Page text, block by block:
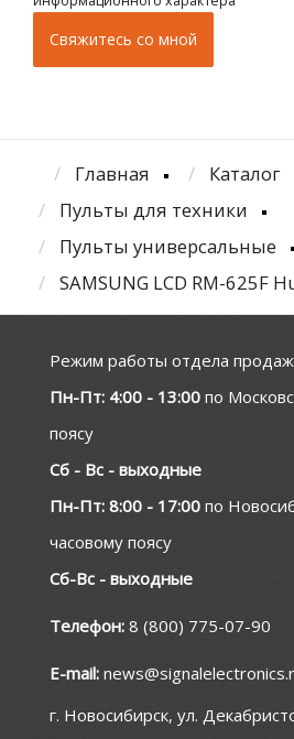
Главная
Каталог
Пульты для техники
Пульты универсальные
SAMSUNG LCD RM-625F
Режим работы отдела
Пн-Пт: 4:00 - 13:00 по
поясу
Сб - Вс - выходные
Пн-Пт: 8:00 - 17:00 по
часовому поясу
Сб-Вс - выходные
Телефон: 8 (800) 775-07-90
E-mail:
г. Новосибирск, ул.